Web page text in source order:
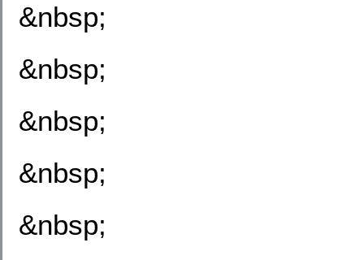
&nbsp;
&nbsp;
&nbsp;
&nbsp;
&nbsp;